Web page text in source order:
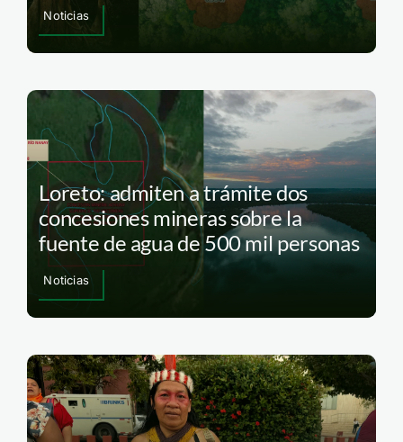
Noticias
Loreto: admiten a trámite dos
concesiones mineras sobre la
fuente de agua de 500 mil personas
Noticias